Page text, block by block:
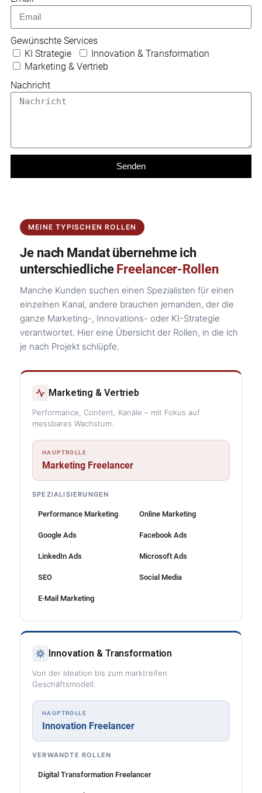
Gewünschte Services
KI Strategie
Innovation & Transformation
Marketing & Vertrieb
Nachricht
Senden
MEINE TYPISCHEN ROLLEN
Je nach Mandat übernehme ich
unterschiedliche Freelancer-Rollen
Manche Kunden suchen einen Spezialisten für einen
einzelnen Kanal, andere brauchen jemanden, der die
ganze Marketing-, Innovations- oder KI-Strategie
verantwortet. Hier eine Übersicht der Rollen, in die ich
je nach Projekt schlüpfe.
Marketing & Vertrieb
Performance, Content, Kanäle – mit Fokus auf
messbares Wachstum.
HAUPTROLLE
Marketing Freelancer
SPEZIALISIERUNGEN
Performance Marketing Online Marketing
Google Ads Facebook Ads
LinkedIn Ads Microsoft Ads
SEO Social Media
E-Mail Marketing
Innovation & Transformation
Von der Ideation bis zum marktreifen
Geschäftsmodell.
HAUPTROLLE
Innovation Freelancer
VERWANDTE ROLLEN
Digital Transformation Freelancer